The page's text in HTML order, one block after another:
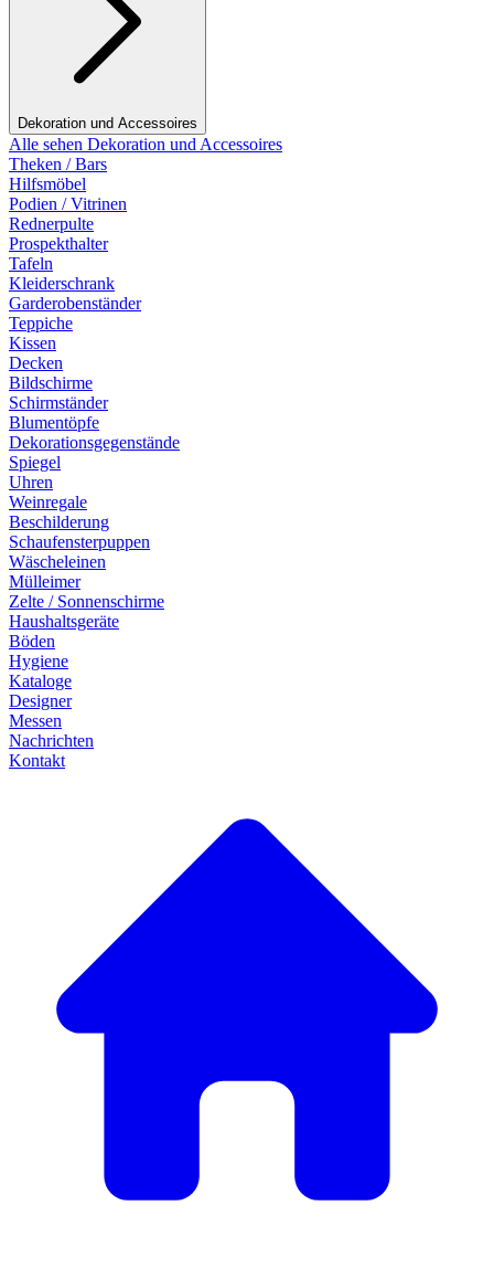
Dekoration und Accessoires
Alle sehen Dekoration und Accessoires
Theken / Bars
Hilfsmöbel
Podien / Vitrinen
Rednerpulte
Prospekthalter
Tafeln
Kleiderschrank
Garderobenständer
Teppiche
Kissen
Decken
Bildschirme
Schirmständer
Blumentöpfe
Dekorationsgegenstände
Spiegel
Uhren
Weinregale
Beschilderung
Schaufensterpuppen
Wäscheleinen
Mülleimer
Zelte / Sonnenschirme
Haushaltsgeräte
Böden
Hygiene
Kataloge
Designer
Messen
Nachrichten
Kontakt